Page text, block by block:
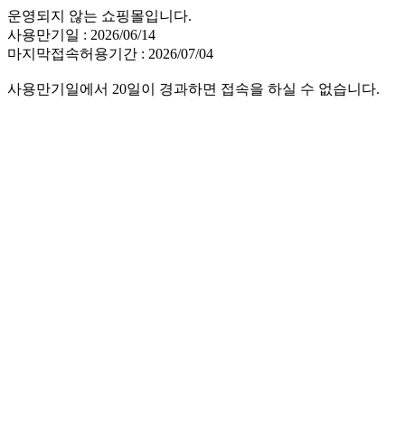
운영되지 않는 쇼핑몰입니다.
사용만기일 : 2026/06/14
마지막접속허용기간 : 2026/07/04
사용만기일에서 20일이 경과하면 접속을 하실 수 없습니다.